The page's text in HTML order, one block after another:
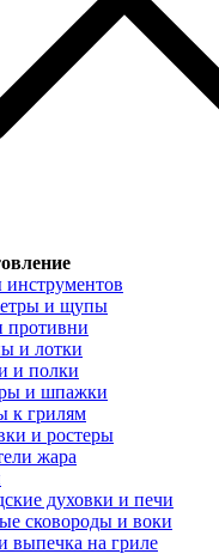
и щупы
противни
и лотки
и полки
и шпажки
к грилям
и ростеры
жара
духовки и печи
сковороды и воки
выпечка на гриле